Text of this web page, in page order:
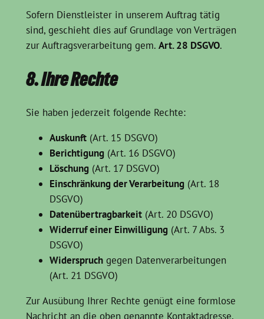
Sofern Dienstleister in unserem Auftrag tätig
sind, geschieht dies auf Grundlage von Verträgen
zur Auftragsverarbeitung gem. Art. 28 DSGVO.
8. Ihre Rechte
Sie haben jederzeit folgende Rechte:
Auskunft(Art. 15 DSGVO)
Berichtigung(Art. 16 DSGVO)
Löschung(Art. 17 DSGVO)
Einschränkung der Verarbeitung(Art. 18
DSGVO)
Datenübertragbarkeit(Art. 20 DSGVO)
Widerruf einer Einwilligung(Art. 7 Abs. 3
DSGVO)
Widerspruchgegen Datenverarbeitungen
(Art. 21 DSGVO)
Zur Ausübung Ihrer Rechte genügt eine formlose
Nachricht an die oben genannte Kontaktadresse.